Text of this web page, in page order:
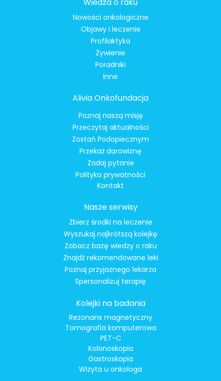
Nowości onkologiczne
Objawy i leczenie
Profilaktyka
Żywienie
Poradniki
Inne
Alivia Onkofundacja
Poznaj naszą misję
Przeczytaj aktualności
Zostań Podopiecznym
Przekaż darowiznę
Zadaj pytanie
Polityka prywatności
Kontakt
Nasze serwisy
Zbierz środki na leczenie
Wyszukaj najkrótszą kolejkę
Zobacz bazę wiedzy o raku
Znajdź rekomendowane leki
Poznaj przyjaznego lekarza
Spersonalizuj terapię
Kolejki na badania
Rezonans magnetyczny
Tomografia komputerowa
PET-C
Kolonoskopia
Gastroskopia
Wizyta u onkologa